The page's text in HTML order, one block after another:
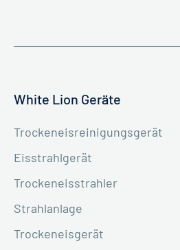
White Lion Geräte
Trockeneisreinigungsgerät
Eisstrahlgerät
Trockeneisstrahler
Strahlanlage
Trockeneisgerät